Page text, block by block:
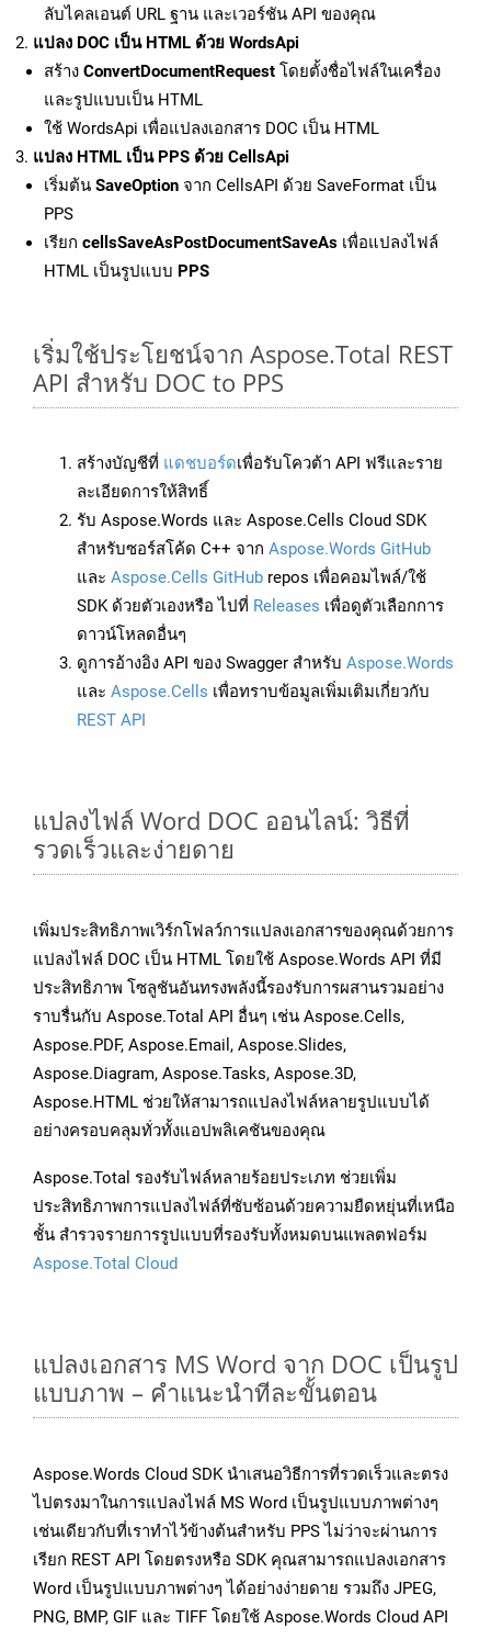
ลับไคลเอนต์ URL ฐาน และเวอร์ชัน API ของคุณ
แปลง DOC เป็น HTML ด้วย WordsApi
สร้าง ConvertDocumentRequest โดยตั้งชื่อไฟล์ในเครื่อง
และรูปแบบเป็น HTML
ใช้ WordsApi เพื่อแปลงเอกสาร DOC เป็น HTML
แปลง HTML เป็น PPS ด้วย CellsApi
เริ่มต้น SaveOption จาก CellsAPI ด้วย SaveFormat เป็น
PPS
เรียก cellsSaveAsPostDocumentSaveAs เพื่อแปลงไฟล์
HTML เป็นรูปแบบ PPS
เริ่มใช้ประโยชน์จาก Aspose.Total REST
API สำหรับ DOC to PPS
สร้างบัญชีที่ แดชบอร์ดเพื่อรับโควต้า API ฟรีและราย
ละเอียดการให้สิทธิ์
รับ Aspose.Words และ Aspose.Cells Cloud SDK
สำหรับซอร์สโค้ด C++ จาก Aspose.Words GitHub
และ Aspose.Cells GitHub repos เพื่อคอมไพล์/ใช้
SDK ด้วยตัวเองหรือ ไปที่ Releases เพื่อดูตัวเลือกการ
ดาวน์โหลดอื่นๆ
ดูการอ้างอิง API ของ Swagger สำหรับ Aspose.Words
และ Aspose.Cells เพื่อทราบข้อมูลเพิ่มเติมเกี่ยวกับ
REST API
แปลงไฟล์ Word DOC ออนไลน์: วิธีที่
รวดเร็วและง่ายดาย
เพิ่มประสิทธิภาพเวิร์กโฟลว์การแปลงเอกสารของคุณด้วยการ
แปลงไฟล์ DOC เป็น HTML โดยใช้ Aspose.Words API ที่มี
ประสิทธิภาพ โซลูชันอันทรงพลังนี้รองรับการผสานรวมอย่าง
ราบรื่นกับ Aspose.Total API อื่นๆ เช่น Aspose.Cells,
Aspose.PDF, Aspose.Email, Aspose.Slides,
Aspose.Diagram, Aspose.Tasks, Aspose.3D,
Aspose.HTML ช่วยให้สามารถแปลงไฟล์หลายรูปแบบได้
อย่างครอบคลุมทั่วทั้งแอปพลิเคชันของคุณ
Aspose.Total รองรับไฟล์หลายร้อยประเภท ช่วยเพิ่ม
ประสิทธิภาพการแปลงไฟล์ที่ซับซ้อนด้วยความยืดหยุ่นที่เหนือ
ชั้น สำรวจรายการรูปแบบที่รองรับทั้งหมดบนแพลตฟอร์ม
Aspose.Total Cloud
แปลงเอกสาร MS Word จาก DOC เป็นรูป
แบบภาพ – คำแนะนำทีละขั้นตอน
Aspose.Words Cloud SDK นำเสนอวิธีการที่รวดเร็วและตรง
ไปตรงมาในการแปลงไฟล์ MS Word เป็นรูปแบบภาพต่างๆ
เช่นเดียวกับที่เราทำไว้ข้างต้นสำหรับ PPS ไม่ว่าจะผ่านการ
เรียก REST API โดยตรงหรือ SDK คุณสามารถแปลงเอกสาร
Word เป็นรูปแบบภาพต่างๆ ได้อย่างง่ายดาย รวมถึง JPEG,
PNG, BMP, GIF และ TIFF โดยใช้ Aspose.Words Cloud API